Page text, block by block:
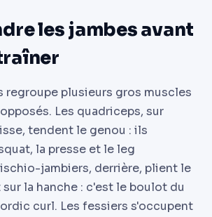
les jambes avant
regroupe plusieurs gros muscles
Les quadriceps, sur
tendent le genou : ils
la presse et le leg
jambiers, derrière, plient le
la hanche : c'est le boulot du
curl. Les fessiers s'occupent